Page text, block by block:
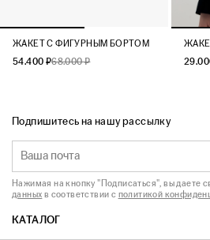
ЖАКЕТ C ФИГУРНЫМ БОРТОМ
54.400 ₽68.000 ₽
КАТАЛОГ
Подпишитесь на нашу рассылку
Нажимая на кнопку "Подписаться", вы даете
данных в соответствии с политикой